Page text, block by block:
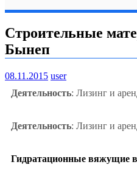
Строительные
Бынеп
08.11.2015 user
Деятельность: Лизинг и
Деятельность: Лизинг и
Гидратационные вяжущие